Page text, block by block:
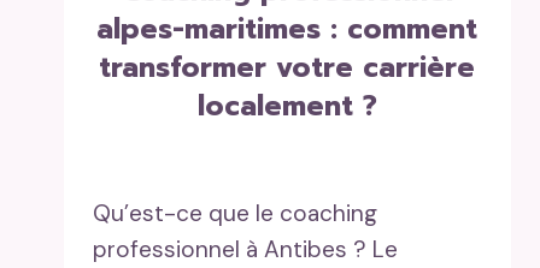
alpes-maritimes : comment
transformer votre carrière
localement ?
Qu’est-ce que le coaching
professionnel à Antibes ? Le